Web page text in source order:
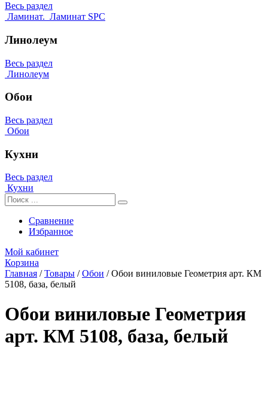
Весь раздел
Ламинат. Ламинат SPC
Линолеум
Весь раздел
Линолеум
Обои
Весь раздел
Обои
Кухни
Весь раздел
Кухни
Сравнение
Избранное
Мой кабинет
Корзина
Главная /Товары /Обои /Обои виниловые Геометрия арт. КМ
5108, база, белый
Обои виниловые Геометрия
арт. КМ 5108, база, белый